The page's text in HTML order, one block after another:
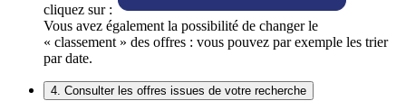
cliquez sur :
Vous avez également la possibilité de changer le
« classement » des offres : vous pouvez par exemple les trier
par date.
4. Consulter les offres issues de votre recherche